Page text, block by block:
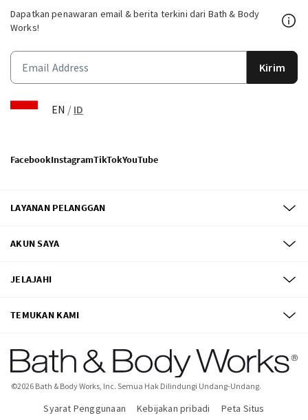
Dapatkan penawaran email & berita terkini dari Bath & Body
Works!
Kirim
EN / ID
FacebookInstagramTikTokYouTube
LAYANAN PELANGGAN
AKUN SAYA
JELAJAHI
TEMUKAN KAMI
©2026 Bath & Body Works, Inc. Semua Hak Dilindungi Undang-Undang.
Syarat Penggunaan Kebijakan pribadi Peta Situs